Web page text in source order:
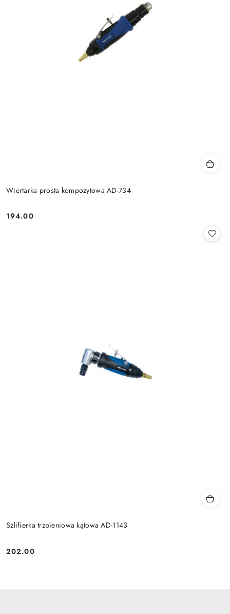
Wiertarka prosta kompozytowa AD-734
Cena:
194.00
Szlifierka trzpieniowa kątowa AD-1143
Cena:
202.00